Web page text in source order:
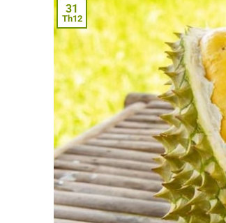
31
Th12